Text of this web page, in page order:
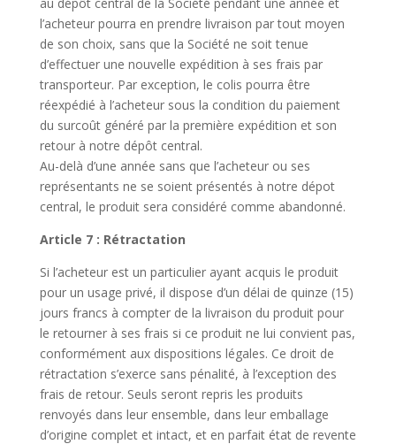
l’acheteur pourra en prendre livraison par tout moyen
de son choix, sans que la Société ne soit tenue
d’effectuer une nouvelle expédition à ses frais par
transporteur. Par exception, le colis pourra être
réexpédié à l’acheteur sous la condition du paiement
du surcoût généré par la première expédition et son
retour à notre dépôt central.
Au-delà d’une année sans que l’acheteur ou ses
représentants ne se soient présentés à notre dépot
central, le produit sera considéré comme abandonné.
Article 7 : Rétractation
Si l’acheteur est un particulier ayant acquis le produit
pour un usage privé, il dispose d’un délai de quinze (15)
jours francs à compter de la livraison du produit pour
le retourner à ses frais si ce produit ne lui convient pas,
conformément aux dispositions légales. Ce droit de
rétractation s’exerce sans pénalité, à l’exception des
frais de retour. Seuls seront repris les produits
renvoyés dans leur ensemble, dans leur emballage
d’origine complet et intact, et en parfait état de revente